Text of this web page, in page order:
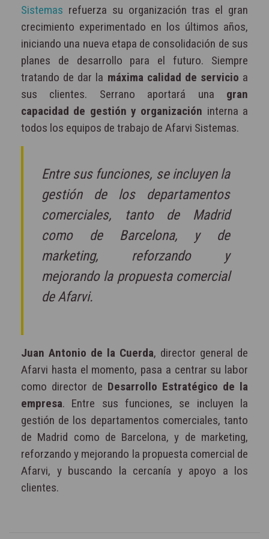
Sistemas refuerza su organización tras el gran
crecimiento experimentado en los últimos años,
iniciando una nueva etapa de consolidación de sus
planes de desarrollo para el futuro. Siempre
tratando de dar la máxima calidad de servicio a
sus clientes. Serrano aportará una gran
capacidad de gestión y organización interna a
todos los equipos de trabajo de Afarvi Sistemas.
Entre sus funciones, se incluyen la
gestión de los departamentos
comerciales, tanto de Madrid
como de Barcelona, y de
marketing, reforzando y
mejorando la propuesta comercial
de Afarvi.
Juan Antonio de la Cuerda, director general de
Afarvi hasta el momento, pasa a centrar su labor
como director de Desarrollo Estratégico de la
empresa. Entre sus funciones, se incluyen la
gestión de los departamentos comerciales, tanto
de Madrid como de Barcelona, y de marketing,
reforzando y mejorando la propuesta comercial de
Afarvi, y buscando la cercanía y apoyo a los
clientes.